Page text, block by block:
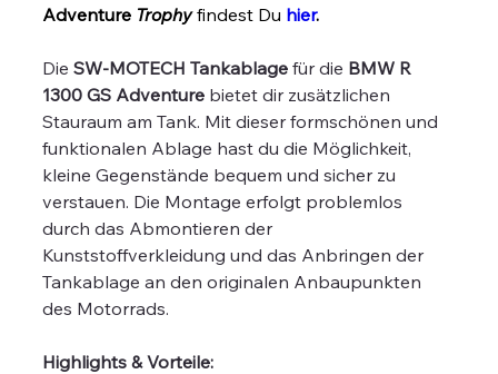
Adventure Trophy findest Du hier.
DieSW-MOTECH Tankablage für die BMW R
1300 GS Adventure bietet dir zusätzlichen
Stauraum am Tank. Mit dieser formschönen und
funktionalen Ablage hast du die Möglichkeit,
kleine Gegenstände bequem und sicher zu
verstauen. Die Montage erfolgt problemlos
durch das Abmontieren der
Kunststoffverkleidung und das Anbringen der
Tankablage an den originalen Anbaupunkten
des Motorrads.
Highlights & Vorteile: